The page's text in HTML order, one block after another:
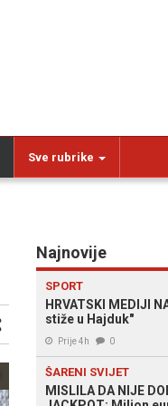
Sve rubrike
Najnovije
SPORT
HRVATSKI MEDIJI
stiže u Hajduk"
Prije 4h 0
ŠARENI SVIJET
MISLILA DA NIJE